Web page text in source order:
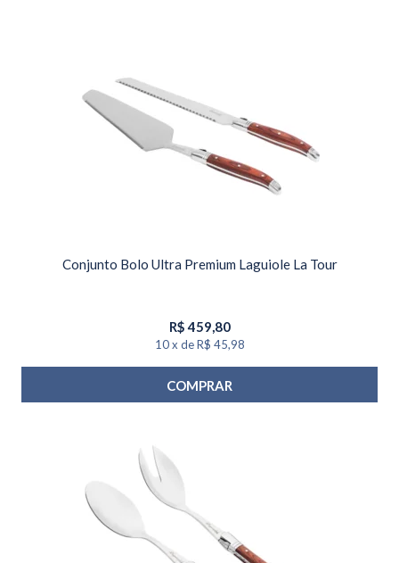
Conjunto Bolo Ultra Premium Laguiole La Tour
R$459,80
10 x de R$ 45,98
COMPRAR